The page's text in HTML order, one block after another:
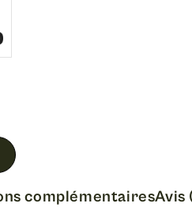
complémentairesAvis